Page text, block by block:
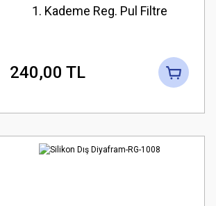
1. Kademe Reg. Pul Filtre
240,00 TL